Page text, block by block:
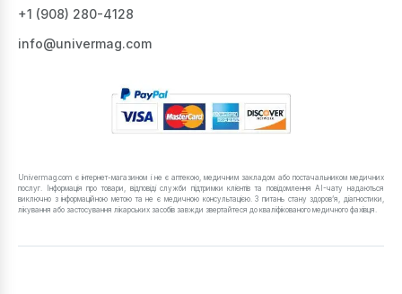
+1 ‪(908) 280-4128‬
info@univermag.com
Univermag.com є інтернет-магазином і не є аптекою, медичним закладом або постачальником медичних
послуг. Інформація про товари, відповіді служби підтримки клієнтів та повідомлення AI-чату надаються
виключно з інформаційною метою та не є медичною консультацією. З питань стану здоров’я, діагностики,
лікування або застосування лікарських засобів завжди звертайтеся до кваліфікованого медичного фахівця.